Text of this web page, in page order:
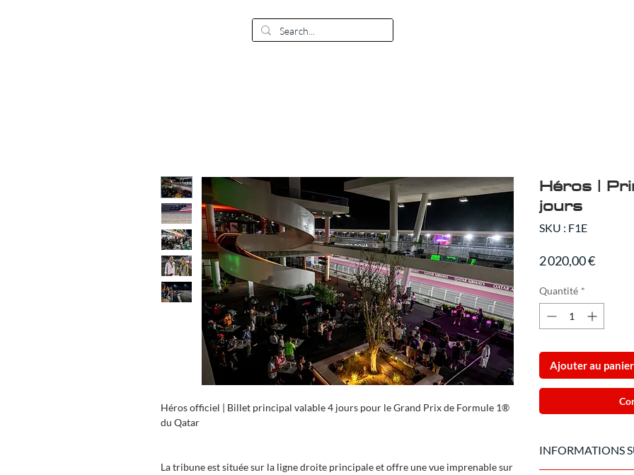
Héros officiel | Billet principal valable 4 jours pour le Grand Prix de Formule 1®
du Qatar
La tribune est située sur la ligne droite principale et offre une vue imprenable sur
Héros |
jours
SKU : F1E
2 020,00 €Prix
Quantité *
Ajouter au panier
INFORMATIONS